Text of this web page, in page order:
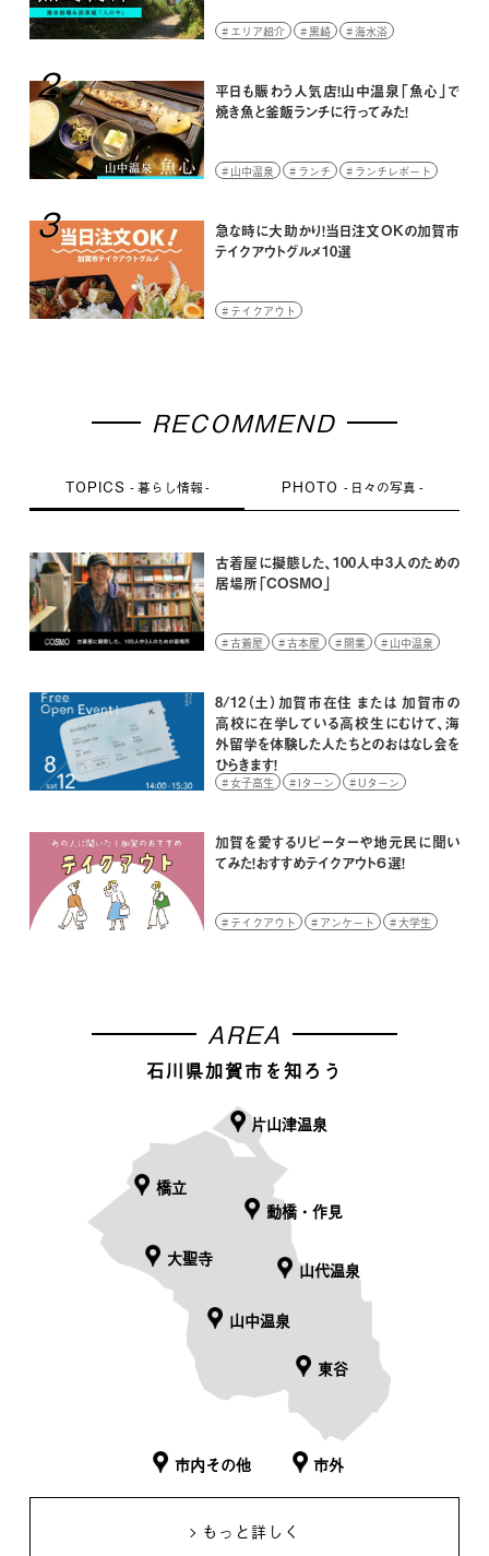
エリア紹介 黒崎 海水浴
平日も賑わう人気店！山中温泉「魚心」で
焼き魚と釜飯ランチに行ってみた！
2
山中温泉 ランチ ランチレポート
急な時に大助かり！当日注文OKの加賀市
テイクアウトグルメ10選
3
テイクアウト
RECOMMEND
TOPICS 暮らし情報 PHOTO 日々の写真
古着屋に擬態した、100人中3人のための
居場所「COSMO」
古着屋 古本屋 開業 山中温泉
8/12（土）加賀市在住 または 加賀市の
高校に在学している高校生にむけて、海
外留学を体験した人たちとのおはなし会を
ひらきます！
女子高生 Iターン
Uターン
加賀を愛するリピーターや地元民に聞い
てみた！おすすめテイクアウト６選！
テイクアウト アンケート 大学生
AREA
石川県加賀市を知ろう
大聖寺
動橋・作見
片山津温泉
橋立
山代温泉
山中温泉
東谷
市内その他 市外
もっと詳しく